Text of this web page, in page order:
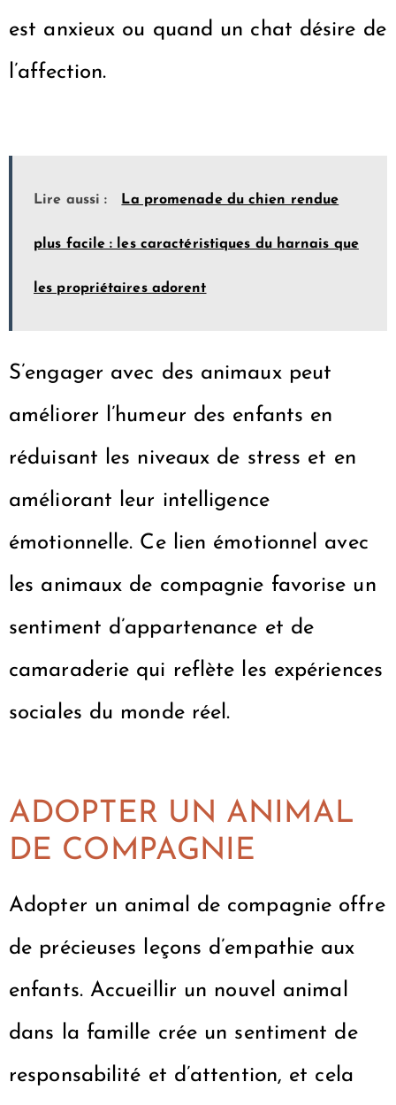
est anxieux ou quand un chat désire de
l’affection.
Lire aussi : La promenade du chien rendue
plus facile : les caractéristiques du harnais que
les propriétaires adorent
S’engager avec des animaux peut
améliorer l’humeur des enfants en
réduisant les niveaux de stress et en
améliorant leur intelligence
émotionnelle. Ce lien émotionnel avec
les animaux de compagnie favorise un
sentiment d’appartenance et de
camaraderie qui reflète les expériences
sociales du monde réel.
ADOPTER UN ANIMAL
DE COMPAGNIE
Adopter un animal de compagnie offre
de précieuses leçons d’empathie aux
enfants. Accueillir un nouvel animal
dans la famille crée un sentiment de
responsabilité et d’attention, et cela